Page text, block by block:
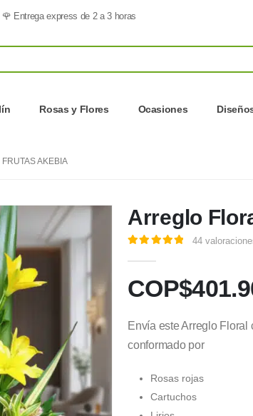
🌹 Entrega express de 2 a 3 horas
Rosas y Flores Ocasiones
AKEBIA
Arreglo
44
COP$
Envía este Arreglo
conformado por
Rosas rojas
Cartuchos